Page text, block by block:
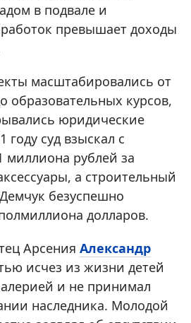
в подвале и
превышает доходы
масштабировались от
образовательных курсов,
юридические
суд взыскал с
миллиона рублей за
а строительный
безуспешно
долларов.
Арсения Александр
исчез из жизни детей
и не принимал
наследника. Молодой